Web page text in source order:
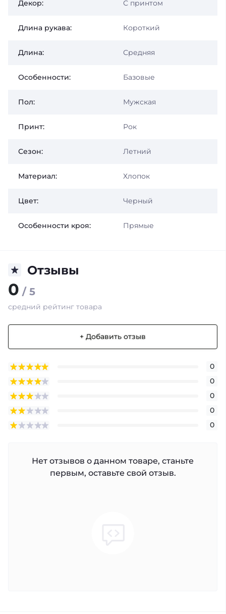
Декор: С принтом
Длина рукава: Короткий
Длина: Средняя
Особенности: Базовые
Пол: Мужская
Принт: Рок
Сезон: Летний
Материал: Хлопок
Цвет: Черный
Особенности кроя: Прямые
Отзывы
0 / 5
средний рейтинг товара
+ Добавить отзыв
0
0
0
0
0
Нет отзывов о данном товаре, станьте
первым, оставьте свой отзыв.